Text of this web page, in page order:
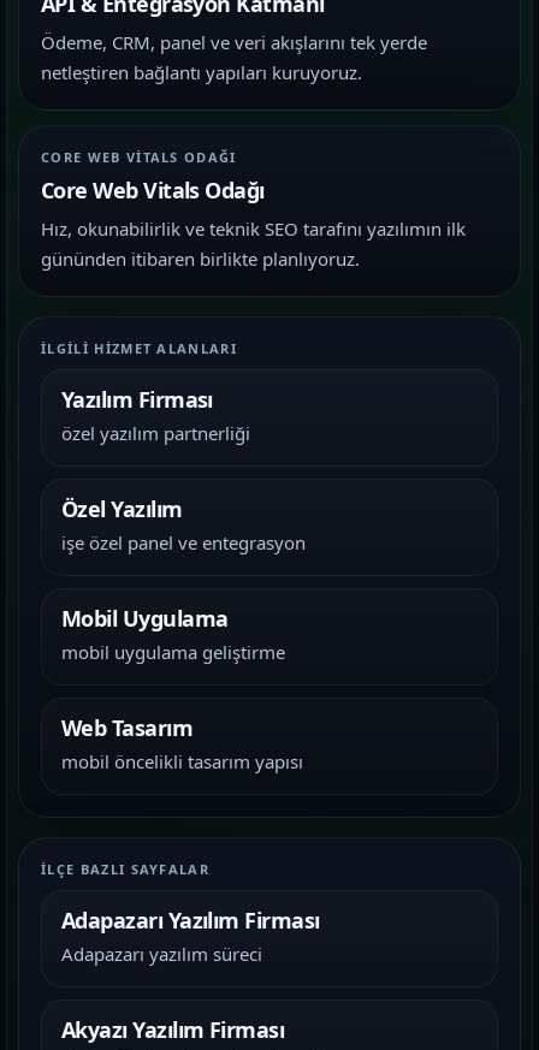
Ödeme, CRM, panel ve veri akışlarını tek yerde
netleştiren bağlantı yapıları kuruyoruz.
CORE WEB VITALS ODAĞI
Core Web Vitals Odağı
Hız, okunabilirlik ve teknik SEO tarafını yazılımın ilk
gününden itibaren birlikte planlıyoruz.
İLGILI HIZMET ALANLARI
Yazılım Firması
özel yazılım partnerliği
Özel Yazılım
işe özel panel ve entegrasyon
Mobil Uygulama
mobil uygulama geliştirme
Web Tasarım
mobil öncelikli tasarım yapısı
İLÇE BAZLI SAYFALAR
Adapazarı Yazılım Firması
Adapazarı yazılım süreci
Akyazı Yazılım Firması